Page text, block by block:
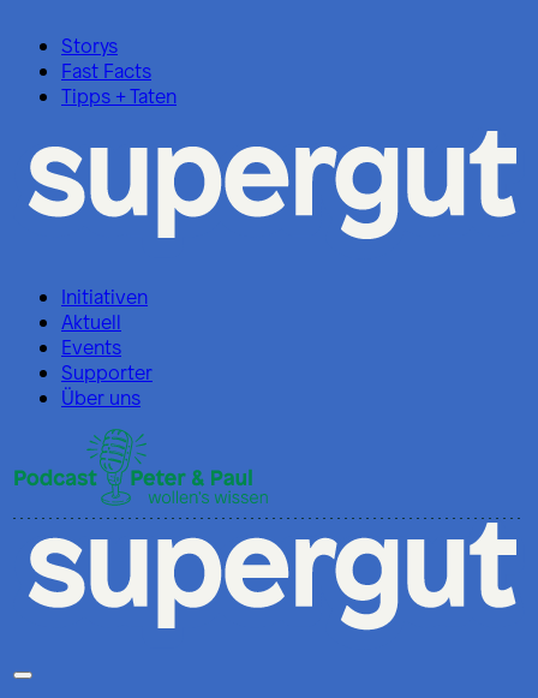
Storys
Fast Facts
Tipps + Taten
Initiativen
Aktuell
Events
Supporter
Über uns